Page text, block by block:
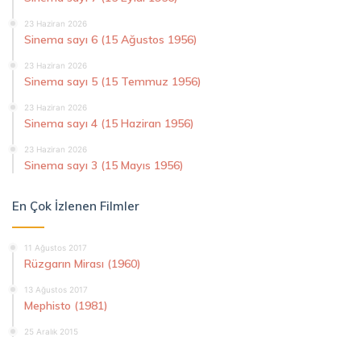
23 Haziran 2026
Sinema sayı 6 (15 Ağustos 1956)
23 Haziran 2026
Sinema sayı 5 (15 Temmuz 1956)
23 Haziran 2026
Sinema sayı 4 (15 Haziran 1956)
23 Haziran 2026
Sinema sayı 3 (15 Mayıs 1956)
En Çok İzlenen Filmler
11 Ağustos 2017
Rüzgarın Mirası (1960)
13 Ağustos 2017
Mephisto (1981)
25 Aralık 2015